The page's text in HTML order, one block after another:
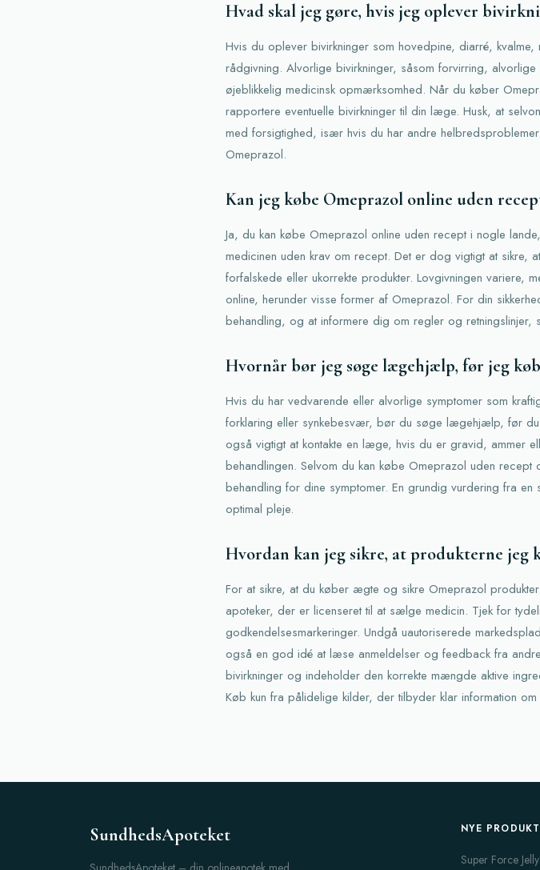
Hvad skal jeg gøre, hvis jeg oplever
Hvis du oplever bivirkninger som hovedpine, diarré,
rådgivning. Alvorlige bivirkninger, såsom forvirring,
øjeblikkelig medicinsk opmærksomhed. Når du køber
rapportere eventuelle bivirkninger til din læge. Husk, at
med forsigtighed, især hvis du har andre
Omeprazol.
Kan jeg købe Omeprazol online uden
Ja, du kan købe Omeprazol online uden recept i nogle
medicinen uden krav om recept. Det er dog vigtigt at sikre,
forfalskede eller ukorrekte produkter. Lovgivningen variere,
online, herunder visse former af Omeprazol. For din
behandling, og at informere dig om regler og retningslinjer,
Hvornår bør jeg søge lægehjælp, før jeg
Hvis du har vedvarende eller alvorlige symptomer som
forklaring eller synkebesvær, bør du søge lægehjælp, før
også vigtigt at kontakte en læge, hvis du er gravid, ammer
behandlingen. Selvom du kan købe Omeprazol uden
behandling for dine symptomer. En grundig vurdering fra
optimal pleje.
Hvordan kan jeg sikre, at produkterne jeg
For at sikre, at du køber ægte og sikre Omeprazol
apoteker, der er licenseret til at sælge medicin. Tjek for
godkendelsesmarkeringer. Undgå uautoriserede
også en god idé at læse anmeldelser og feedback fra
bivirkninger og indeholder den korrekte mængde aktive
Køb kun fra pålidelige kilder, der tilbyder klar information
SundhedsApoteket NYE
Super Force Jelly